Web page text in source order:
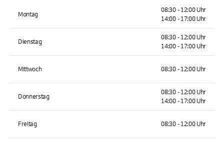
Montag
08:30 - 12:00 Uhr
14:00 - 17:00 Uhr
Dienstag
08:30 - 12:00 Uhr
14:00 - 17:00 Uhr
Mittwoch 08:30 - 12:00 Uhr
Donnerstag
08:30 - 12:00 Uhr
14:00 - 17:00 Uhr
Freitag 08:30 - 12:00 Uhr